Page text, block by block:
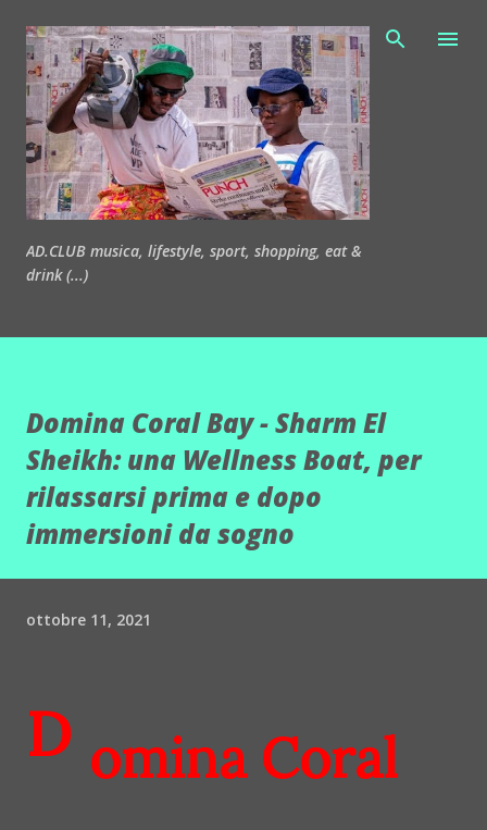
Passa ai contenuti principali
AD.CLUB musica, lifestyle, sport, shopping, eat &
drink (...)
Domina Coral Bay - Sharm El
Sheikh: una Wellness Boat, per
rilassarsi prima e dopo
immersioni da sogno
ottobre 11, 2021
D omina Coral